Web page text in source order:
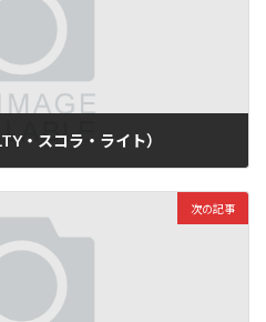
・スコラ・ライト）
次の記事